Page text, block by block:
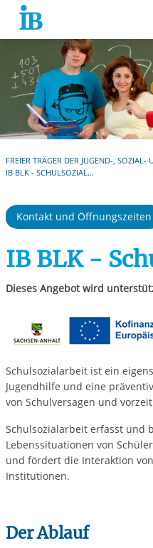
Springe zum Inhalt
FREIER TRÄGER DER JUGEND-, SOZIAL-
IB BLK - SCHULSOZIAL...
Kontakt und Öffnungszeiten
IB BLK -
Dieses Angebot wird
Schulsozialarbeit ist ein
Jugendhilfe und eine
von Schulversagen und
Schulsozialarbeit erfasst und
Lebenssituationen von
und fördert die Interaktion
Institutionen.
Der Ablauf